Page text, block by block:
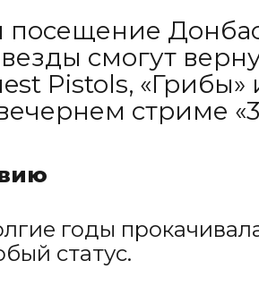
смогут
Pistols,
стриме
годы
статус.